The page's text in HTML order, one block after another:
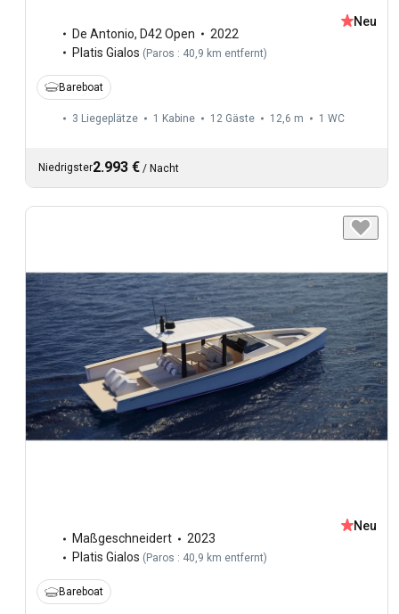
De Antonio, D42 Open
2022
Platis Gialos (Paros : 40,9 km entfernt)
Neu
Bareboat
3 Liegeplätze 1 Kabine 12 Gäste 12,6 m 1 WC
Niedrigster2.993 € / Nacht
Maßgeschneidert
2023
Platis Gialos ( Paros : 40,9 km entfernt)
Neu
Bareboat